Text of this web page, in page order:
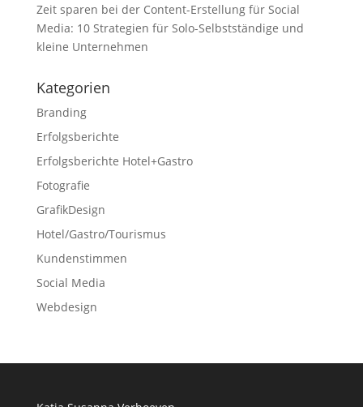
Zeit sparen bei der Content-Erstellung für Social
Media: 10 Strategien für Solo-Selbstständige und
kleine Unternehmen
Kategorien
Branding
Erfolgsberichte
Erfolgsberichte Hotel+Gastro
Fotografie
GrafikDesign
Hotel/Gastro/Tourismus
Kundenstimmen
Social Media
Webdesign